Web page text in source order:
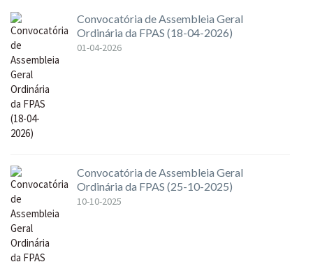
Convocatória de Assembleia Geral
Ordinária da FPAS (18-04-2026)
01-04-2026
Convocatória de Assembleia Geral
Ordinária da FPAS (25-10-2025)
10-10-2025